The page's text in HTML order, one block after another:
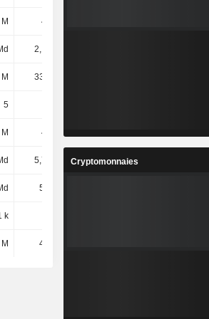
439 M
2,14 Md
33,21 M
5
493 M
5,77 Md 5,98 Md
5,8 Md
k
45,6 M
Cryptomonnaies